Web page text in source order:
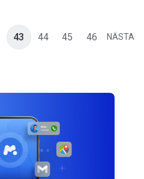
43 44 45 46 NÄSTA